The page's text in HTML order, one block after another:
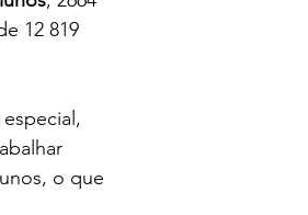
12 819
o que